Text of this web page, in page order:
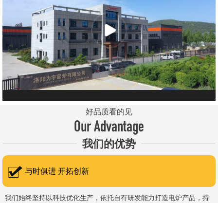
元件、高温窑具等。 历经二十余年市场积累，公司产品质量稳
定、性能可靠，应用场景覆盖高校、科研院所、工矿企业等领域，服
务于粉末、冶金、电子、煤炭、医药、陶瓷、玻璃、铝业、汽车、特
种新材料、耐火材料、新能源、航天航空、化工、金属烧结及金属热
处理等行业，产品覆盖国内多省市，并出口至海外多个国家和地
区。 近年来，公司通过理念更新、体制机制优化与科技创新，于
稳步增长，国内市场份额稳步提升，并获得质量诚信AAA 级企业荣
誉证书。 在产品技术方面，公司坚持精益求精、持续创新，自主
研发LYL系列节能精密型智能化电炉、窑炉产品，多项产品通过相关
权威认证。产品具备升温快、节能效果显著、温控精准、智能自动化
程度高、运行稳定、保温性能优良、全程电脑控制、可编程自动升降
盟CE认证。 公司凭借技术积累与产品优势，获得多项官方资质
好品质看的见
Our Advantage
我们的优势
与时俱进 开拓创新
我们始终坚持以科技优化生产，依托自有研发能力打造电炉产品，持